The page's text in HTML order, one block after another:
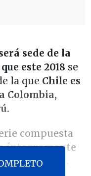
sede de la
este 2018 se
la que Chile es
Colombia,
compuesta
íntegramente
La Serena.